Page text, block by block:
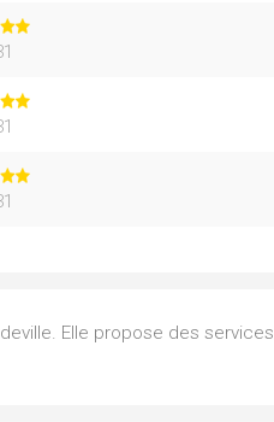
Elle propose des